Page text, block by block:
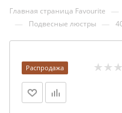
Главная страница Favourite —
— Подвесные люстры —
Распродажа